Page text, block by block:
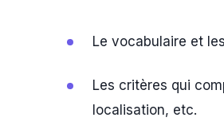
Le vocabulaire et
Les critères qui
localisation, etc.